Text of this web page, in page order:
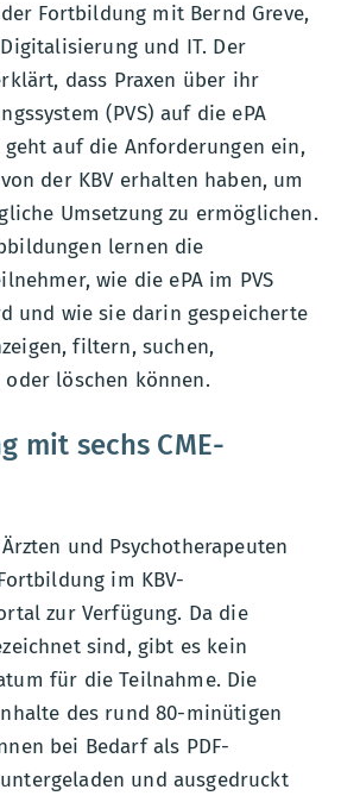
Fortbildung mit Bernd Greve,
und IT. Der
dass Praxen über ihr
(PVS) auf die ePA
auf die Anforderungen ein,
der KBV erhalten haben, um
Umsetzung zu ermöglichen.
lernen die
wie die ePA im PVS
und wie sie darin gespeicherte
filtern, suchen,
löschen können.
mit sechs CME-
und Psychotherapeuten
im KBV-
zur Verfügung. Da die
sind, gibt es kein
für die Teilnahme. Die
des rund 80-minütigen
bei Bedarf als PDF-
und ausgedruckt